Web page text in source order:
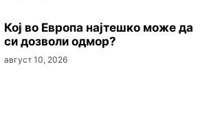
Кој во Европа најтешко може да
си дозволи одмор?
август 10, 2026